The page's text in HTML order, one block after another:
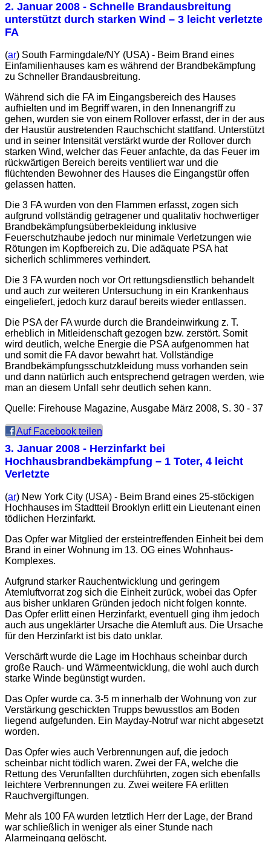
2. Januar 2008 - Schnelle Brandausbreitung
unterstützt durch starken Wind – 3 leicht verletzte
FA
(ar) South Farmingdale/NY (USA) - Beim Brand eines
Einfamilienhauses kam es während der Brandbekämpfung
zu Schneller Brandausbreitung.
Während sich die FA im Eingangsbereich des Hauses
aufhielten und im Begriff waren, in den Innenangriff zu
gehen, wurden sie von einem Rollover erfasst, der in der aus
der Haustür austretenden Rauchschicht stattfand. Unterstützt
und in seiner Intensität verstärkt wurde der Rollover durch
starken Wind, welcher das Feuer anfachte, da das Feuer im
rückwärtigen Bereich bereits ventiliert war und die
flüchtenden Bewohner des Hauses die Eingangstür offen
gelassen hatten.
Die 3 FA wurden von den Flammen erfasst, zogen sich
aufgrund vollständig getragener und qualitativ hochwertiger
Brandbekämpfungsüberbekleidung inklusive
Feuerschutzhaube jedoch nur minimale Verletzungen wie
Rötungen im Kopfbereich zu. Die adäquate PSA hat
sicherlich schlimmeres verhindert.
Die 3 FA wurden noch vor Ort rettungsdienstlich behandelt
und auch zur weiteren Untersuchung in ein Krankenhaus
eingeliefert, jedoch kurz darauf bereits wieder entlassen.
Die PSA der FA wurde durch die Brandeinwirkung z. T.
erheblich in Mitleidenschaft gezogen bzw. zerstört. Somit
wird deutlich, welche Energie die PSA aufgenommen hat
und somit die FA davor bewahrt hat. Vollständige
Brandbekämpfungsschutzkleidung muss vorhanden sein
und dann natürlich auch entsprechend getragen werden, wie
man an diesem Unfall sehr deutlich sehen kann.
Quelle: Firehouse Magazine, Ausgabe März 2008, S. 30 - 37
Auf Facebook teilen
3. Januar 2008 - Herzinfarkt bei
Hochhausbrandbekämpfung – 1 Toter, 4 leicht
Verletzte
(ar) New York City (USA) - Beim Brand eines 25-stöckigen
Hochhauses im Stadtteil Brooklyn erlitt ein Lieutenant einen
tödlichen Herzinfarkt.
Das Opfer war Mitglied der ersteintreffenden Einheit bei dem
Brand in einer Wohnung im 13. OG eines Wohnhaus-
Komplexes.
Aufgrund starker Rauchentwicklung und geringem
Atemluftvorrat zog sich die Einheit zurück, wobei das Opfer
aus bisher unklaren Gründen jedoch nicht folgen konnte.
Das Opfer erlitt einen Herzinfarkt, eventuell ging ihm jedoch
auch aus ungeklärter Ursache die Atemluft aus. Die Ursache
für den Herzinfarkt ist bis dato unklar.
Verschärft wurde die Lage im Hochhaus scheinbar durch
große Rauch- und Wärmeentwicklung, die wohl auch durch
starke Winde begünstigt wurden.
Das Opfer wurde ca. 3-5 m innerhalb der Wohnung von zur
Verstärkung geschickten Trupps bewusstlos am Boden
liegend aufgefunden. Ein Mayday-Notruf war nicht abgesetzt
worden.
Das Opfer wies auch Verbrennungen auf, die jedoch
scheinbar nicht tödlich waren. Zwei der FA, welche die
Rettung des Verunfallten durchführten, zogen sich ebenfalls
leichtere Verbrennungen zu. Zwei weitere FA erlitten
Rauchvergiftungen.
Mehr als 100 FA wurden letztlich Herr der Lage, der Brand
war schließlich in weniger als einer Stunde nach
Alarmeingang gelöscht.